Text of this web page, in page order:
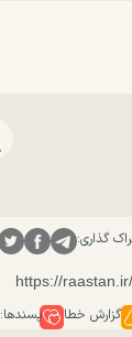
گذاری:
گزارش خطا پسندها: